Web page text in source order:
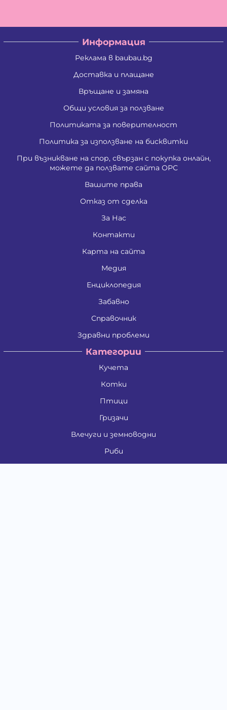
Информация
Реклама в baubau.bg
Доставка и плащане
Връщане и замяна
Общи условия за ползване
Политиката за поверителност
Политика за използване на бисквитки
При възникване на спор, свързан с покупка онлайн,
можете да ползвате сайта ОРС
Вашите права
Отказ от сделка
За Нас
Контакти
Карта на сайта
Медия
Енциклопедия
Забавно
Справочник
Здравни проблеми
Категории
Кучета
Котки
Птици
Гризачи
Влечуги и земноводни
Риби